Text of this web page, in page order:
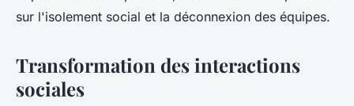
sur l'isolement social et la déconnexion des équipes.
Transformation des interactions
sociales